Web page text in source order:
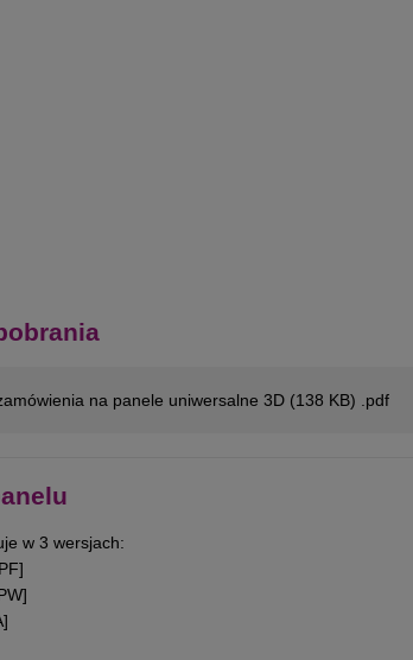
na panele uniwersalne 3D (138 KB) .pdf
w 3 wersjach: